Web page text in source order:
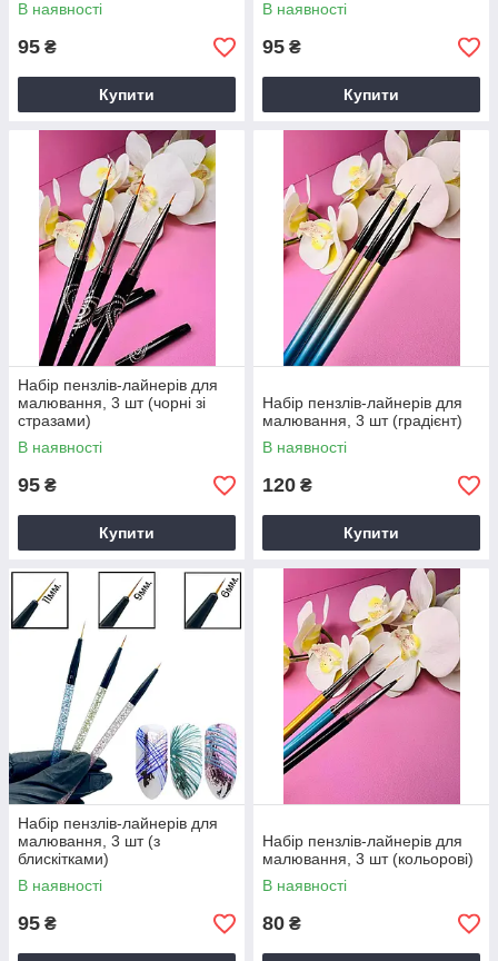
В наявності
95 ₴
Купити
В наявності
95 ₴
Купити
Набір пензлів-лайнерів для
малювання, 3 шт (чорні зі
стразами)
В наявності
95 ₴
Купити
Набір пензлів-лайнерів для
малювання, 3 шт (градієнт)
В наявності
120 ₴
Купити
Набір пензлів-лайнерів для
малювання, 3 шт (з
блискітками)
В наявності
95 ₴
Набір пензлів-лайнерів для
малювання, 3 шт (кольорові)
В наявності
80 ₴